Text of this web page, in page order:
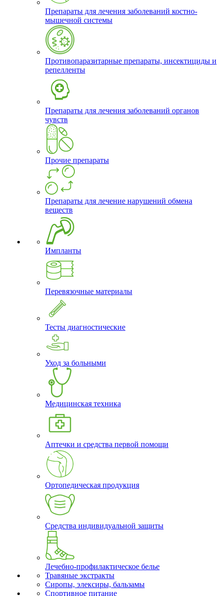
Препараты для лечения заболеваний костно-
мышечной системы
Противопаразитарные препараты, инсектициды и
репелленты
Препараты для лечения заболеваний органов
чувств
Прочие препараты
Препараты для лечение нарушений обмена
веществ
Импланты
Перевязочные материалы
Тесты диагностические
Уход за больными
Медицинская техника
Аптечки и средства первой помощи
Ортопедическая продукция
Средства индивидуальной защиты
Лечебно-профилактическое белье
Травяные экстракты
Сиропы, элексиры, бальзамы
Спортивное питание